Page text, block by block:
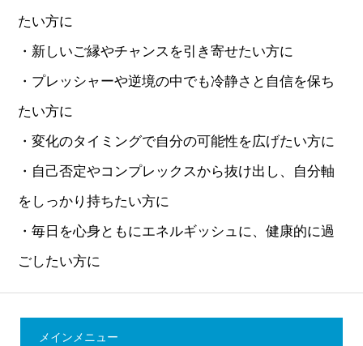
たい方に
・新しいご縁やチャンスを引き寄せたい方に
・プレッシャーや逆境の中でも冷静さと自信を保ち
たい方に
・変化のタイミングで自分の可能性を広げたい方に
・自己否定やコンプレックスから抜け出し、自分軸
をしっかり持ちたい方に
・毎日を心身ともにエネルギッシュに、健康的に過
ごしたい方に
メインメニュー